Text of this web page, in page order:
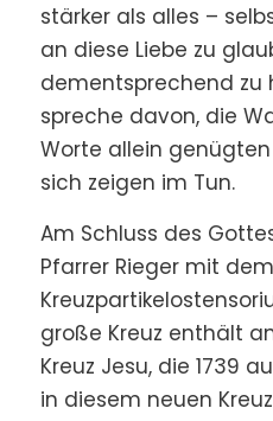
stärker als alles –
an diese Liebe zu
dementsprechend zu
spreche davon, die
Worte allein
sich zeigen im Tun.
Am Schluss des
Pfarrer Rieger mit dem
große Kreuz enthält
Kreuz Jesu, die 1739
in diesem neuen